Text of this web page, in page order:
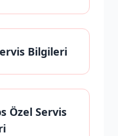
Bilgileri
Özel Servis